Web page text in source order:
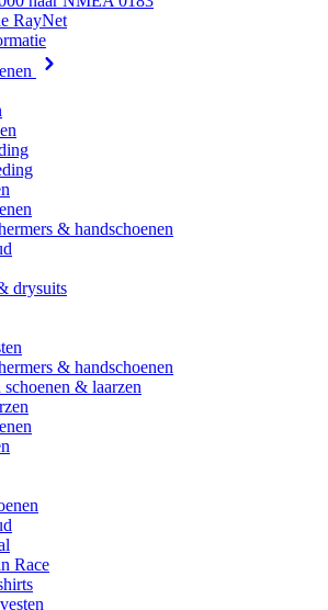
RayNet
& handschoenen
drysuits
& handschoenen
schoenen & laarzen
Race